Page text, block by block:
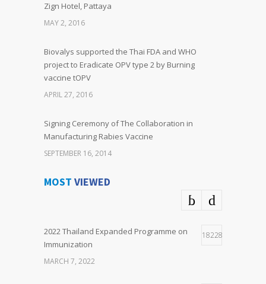
Zign Hotel, Pattaya
MAY 2, 2016
Biovalys supported the Thai FDA and WHO
project to Eradicate OPV type 2 by Burning
vaccine tOPV
APRIL 27, 2016
Signing Ceremony of The Collaboration in
Manufacturing Rabies Vaccine
SEPTEMBER 16, 2014
MOST VIEWED
2022 Thailand Expanded Programme on
Immunization
18228
MARCH 7, 2022